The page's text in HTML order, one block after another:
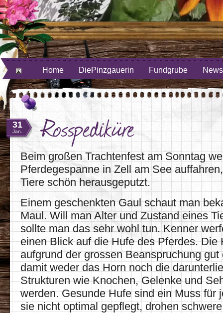
Home DiePinzgauerin Fundgrube
Twitter
31
Jan. Rosspediküre
Beim großen Trachtenfest am Sonntag
Pferdegespanne in Zell am See
Tiere schön herausgeputzt.
Einem geschenkten Gaul schaut man
Maul. Will man Alter und Zustand eines
sollte man das sehr wohl tun. Kenner
einen Blick auf die Hufe des Pferdes. Die
aufgrund der grossen Beanspruchung
damit weder das Horn noch die
Strukturen wie Knochen, Gelenke und
werden. Gesunde Hufe sind ein Muss für
sie nicht optimal gepflegt, drohen